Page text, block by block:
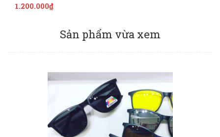
1.200.000₫
Sản phẩm vừa xem